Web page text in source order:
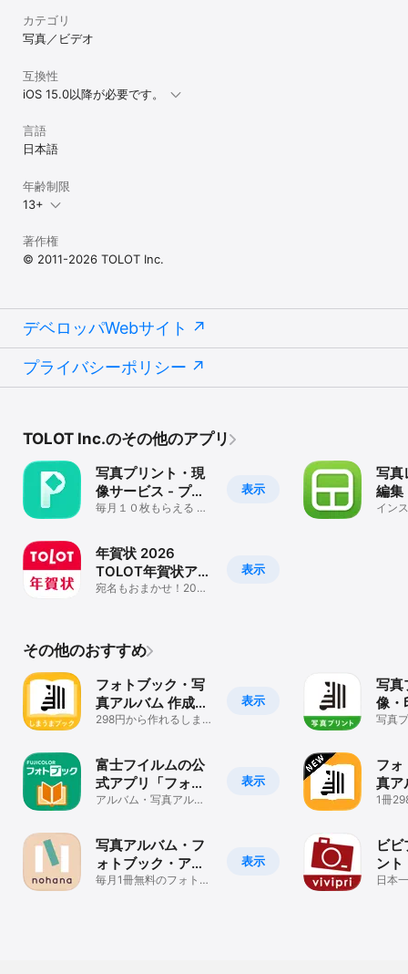
使用する木材は建築や高級家具製作時に生じた端材で作られている
ため、さまざまな種類があります。
に！
※「木製スタンドなし」も選べます
【フォトブック】
大切な写真が簡単に1冊の“本”になる
特別なときも日常でも、用途に合わせて作れる3タイプ。毎月でも作
りやすい1冊500円のタイプと、1冊1,000円のプレゼント向きプレミ
■写真が「残せる、贈れる」本の形へ
■あなたの写真を引き立たせる表紙デザイン
1冊にまとめたいテーマや物語に合わせてデザインされた表紙の
数々。思い出の写真をさりげなく演出します。
でき上がりイメージを確認でき、画像の位置を調整してから画面に
従って注文するだけで、ものの数分で完成します。
■ワンコインだから気軽に作れる
■年賀状向けに機能を拡充
特に要望の多かった「宛名印刷」を追加料金なしで対応しました。
お気に入りの写真1枚をA4変形の大きなサイズで1ヶ月分のカレンダ
ーにプリント
■手軽に試せるプチプライス
1部250円（税込み・送料無料）で作れます。
■写真が映える大きなA4変形サイズ
縦・横・正方形の写真に合わせて選べる3種類のデザインレイアウ
ト。縦写真はL判写真の約4倍、正方形写真はCDジャケットの約1.5
倍の大きな写真が入ります。横写真は書き込んで使いやすいように
カレンダーの実用性を重視しました。
【お支払い方法】
クレカが無くてもOK。ケータイ料金と一緒に支払い可能。楽天ペイ
も使えます。
・クレジットカード（VISA、MasterCard、JCB、AMEX、Diners）
カテゴリ
写真／ビデオ
互換性
iOS 15.0以降が必要です。
言語
日本語
年齢制限
13+
著作権
© 2011-2026 TOLOT Inc.
デベロッパWebサイト
プライバシーポリシー
TOLOT Inc.のその他のアプリ
表示
写真プリント・現
像サービス - プリ
ントスクエア
毎月１０枚もらえる ま
表示
年賀状 2026
TOLOT年賀状アプ
リ
宛名もおまかせ！2026
写真
編集
イン
その他のおすすめ
表示
フォトブック・写
真アルバム 作成ア
プリ しまうまブッ
298円から作れるしま
表示
富士フイルムの公
式アプリ「フォト
ブック簡単作成タ
アルバム・写真アルバ
表示
写真アルバム・フ
ォトブック・アル
バム作成アプリ：
毎月1冊無料のフォトア
写真
像・
せ！
写真
フォ
真ア
まう
1冊
ビ
ント
写真
日本